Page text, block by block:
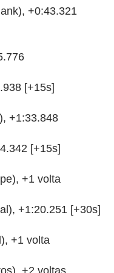
+0:43.321
[+15s]
+1:33.848
[+15s]
+1 volta
+1:20.251 [+30s]
+1 volta
+2 voltas